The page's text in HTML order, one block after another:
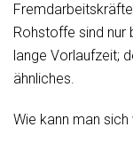
Rohstoffe sind nur
lange Vorlaufzeit;
ähnliches.
Wie kann man